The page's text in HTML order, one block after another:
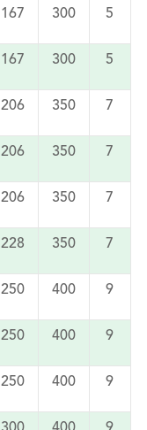
167 300 5
167 300 5
206 350 7
206 350 7
206 350 7
228 350 7
250 400 9
250 400 9
250 400 9